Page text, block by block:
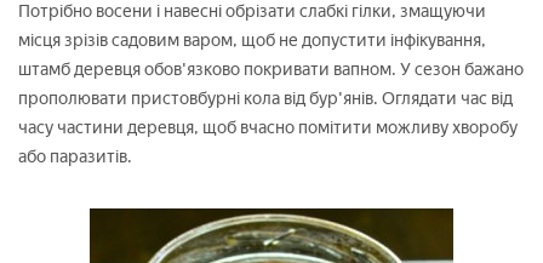
Потрібно восени і навесні обрізати слабкі гілки, змащуючи
місця зрізів садовим варом, щоб не допустити інфікування,
штамб деревця обов'язково покривати вапном. У сезон бажано
прополювати пристовбурні кола від бур'янів. Оглядати час від
часу частини деревця, щоб вчасно помітити можливу хворобу
або паразитів.